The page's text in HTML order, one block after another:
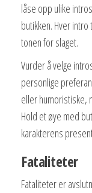
låse opp ulike
butikken. Hver
tonen for slaget.
Vurder å velge
personlige
eller humoristiske,
Hold et øye med
karakterens
Fataliteter
Fataliteter er